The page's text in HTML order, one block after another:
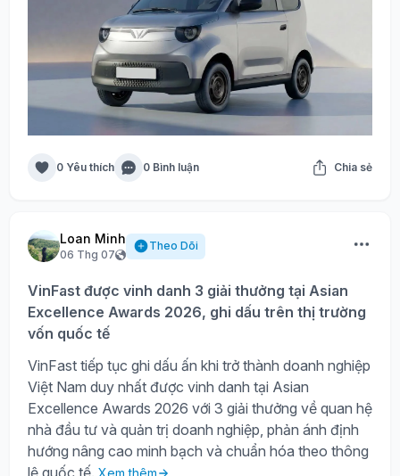
0 Yêu thích 0 Bình luận Chia sẻ
Loan Minh
06 Thg 07
Theo Dõi
VinFast được vinh danh 3 giải thưởng tại Asian
Excellence Awards 2026, ghi dấu trên thị trường
vốn quốc tế
VinFast tiếp tục ghi dấu ấn khi trở thành doanh nghiệp
Việt Nam duy nhất được vinh danh tại Asian
Excellence Awards 2026 với 3 giải thưởng về quan hệ
nhà đầu tư và quản trị doanh nghiệp, phản ánh định
hướng nâng cao minh bạch và chuẩn hóa theo thông